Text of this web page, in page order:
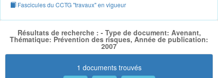
Fascicules du CCTG "travaux" en vigueur
Résultats de recherche : - Type de document: Avenant,
Thématique: Prévention des risques, Année de publication:
2007
1 documents trouvés